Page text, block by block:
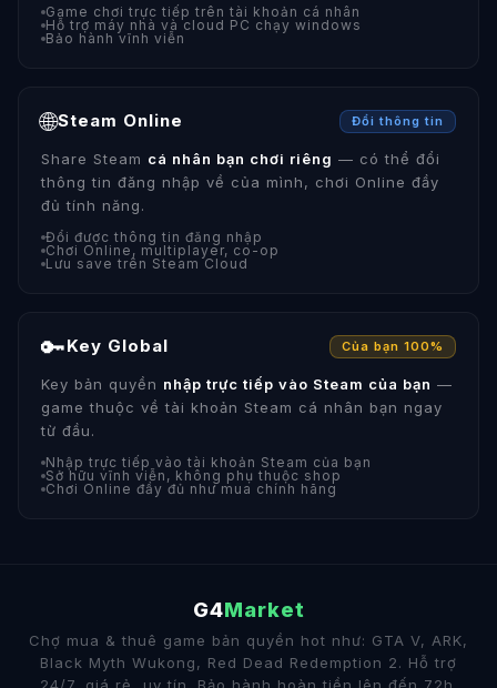
Game chơi trực tiếp trên tài khoản cá nhân
Hỗ trợ máy nhà và cloud PC chạy windows
Bảo hành vĩnh viễn
🌐Steam Online Đổi thông tin
Share Steam cá nhân bạn chơi riêng — có thể đổi
thông tin đăng nhập về của mình, chơi Online đầy
đủ tính năng.
Đổi được thông tin đăng nhập
Chơi Online, multiplayer, co-op
Lưu save trên Steam Cloud
🔑Key Global Của bạn 100%
Key bản quyền nhập trực tiếp vào Steam của bạn —
game thuộc về tài khoản Steam cá nhân bạn ngay
từ đầu.
Nhập trực tiếp vào tài khoản Steam của bạn
Sở hữu vĩnh viễn, không phụ thuộc shop
Chơi Online đầy đủ như mua chính hãng
G4Market
Chợ mua & thuê game bản quyền hot như: GTA V, ARK,
Black Myth Wukong, Red Dead Redemption 2. Hỗ trợ